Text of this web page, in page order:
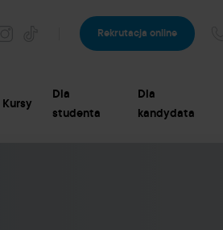
Rekrutacja online
Kursy
Dla
studenta
Dla
kandydata